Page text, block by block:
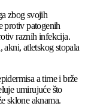
zbog svojih
protiv patogenih
raznih infekcija.
akni, atletskog stopala
a time i brže
umirujuće što
sklone aknama.